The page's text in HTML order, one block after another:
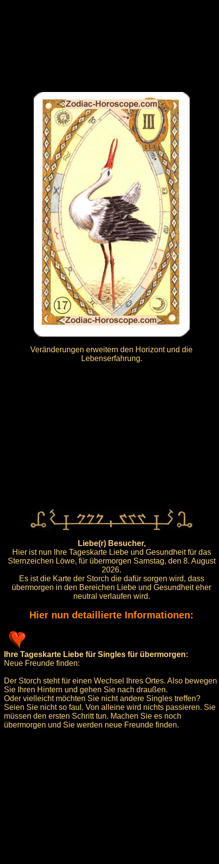
Veränderungen erweitern den Horizont und die
Lebenserfahrung.
Liebe(r) Besucher,
Hier ist nun Ihre Tageskarte Liebe und Gesundheit für das
Sternzeichen Löwe, für übermorgen Samstag, den 8. August
2026.
Es ist die Karte der Storch die dafür sorgen wird, dass
übermorgen in den Bereichen Liebe und Gesundheit eher
neutral verlaufen wird.
Hier nun detaillierte Informationen:
Ihre Tageskarte Liebe für Singles für übermorgen:
Neue Freunde finden:
Der Storch steht für einen Wechsel Ihres Ortes. Also bewegen
Sie Ihren Hintern und gehen Sie nach draußen.
Oder vielleicht möchten Sie nicht andere Singles treffen?
Seien Sie nicht so faul. Von alleine wird nichts passieren. Sie
müssen den ersten Schritt tun. Machen Sie es noch
übermorgen und Sie werden neue Freunde finden.